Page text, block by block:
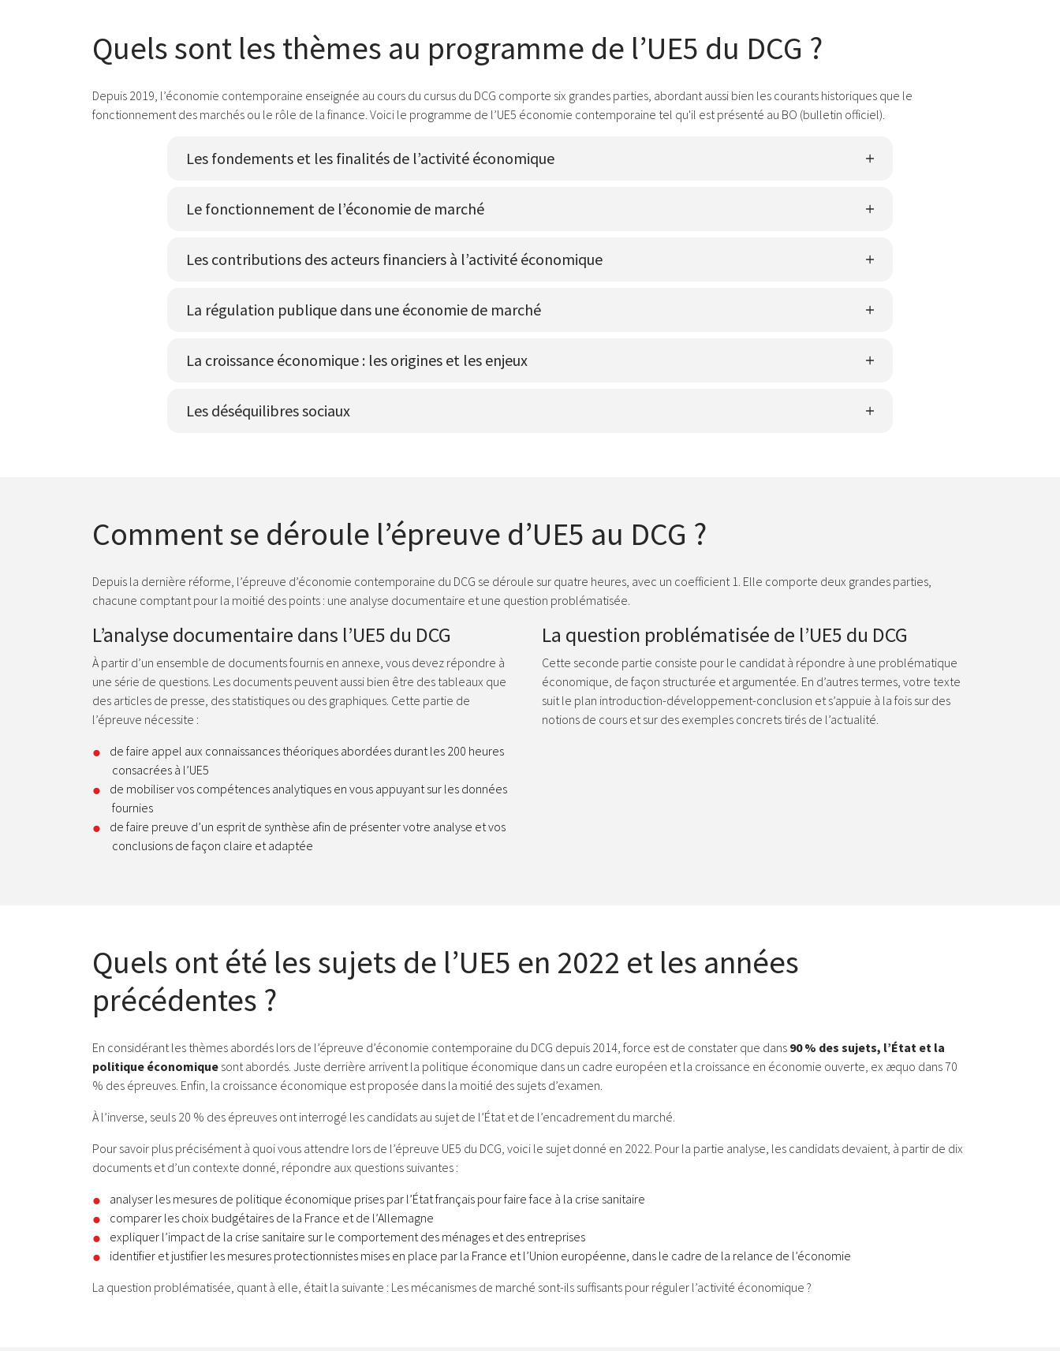
Quels sont les thèmes au programme de l’UE5 du DCG ?
Depuis 2019, l’économie contemporaine enseignée au cours du cursus du DCG comporte six grandes parties, abordant aussi bien les courants historiques que le
fonctionnement des marchés ou le rôle de la finance. Voici le programme de l’UE5 économie contemporaine tel qu'il est présenté au BO (bulletin officiel).
Les fondements et les finalités de l’activité économique
Le fonctionnement de l’économie de marché
Les contributions des acteurs financiers à l’activité économique
La régulation publique dans une économie de marché
La croissance économique : les origines et les enjeux
Les déséquilibres sociaux
Comment se déroule l’épreuve d’UE5 au DCG ?
Depuis la dernière réforme, l’épreuve d’économie contemporaine du DCG se déroule sur quatre heures, avec un coefficient 1. Elle comporte deux grandes parties,
chacune comptant pour la moitié des points : une analyse documentaire et une question problématisée.
L’analyse documentaire dans l’UE5 du DCG
À partir d’un ensemble de documents fournis en annexe, vous devez répondre à
une série de questions. Les documents peuvent aussi bien être des tableaux que
des articles de presse, des statistiques ou des graphiques. Cette partie de
l’épreuve nécessite :
de faire appel aux connaissances théoriques abordées durant les 200 heures
consacrées à l’UE5
de mobiliser vos compétences analytiques en vous appuyant sur les données
fournies
de faire preuve d’un esprit de synthèse afin de présenter votre analyse et vos
conclusions de façon claire et adaptée
La question problématisée de l’UE5 du DCG
Cette seconde partie consiste pour le candidat à répondre à une problématique
économique, de façon structurée et argumentée. En d’autres termes, votre texte
suit le plan introduction-développement-conclusion et s’appuie à la fois sur des
notions de cours et sur des exemples concrets tirés de l’actualité.
Quels ont été les sujets de l’UE5 en 2022 et les années
précédentes ?
En considérant les thèmes abordés lors de l’épreuve d’économie contemporaine du DCG depuis 2014, force est de constater que dans 90 % des sujets, l’État et la
politique économique sont abordés. Juste derrière arrivent la politique économique dans un cadre européen et la croissance en économie ouverte, ex æquo dans 70
% des épreuves. Enfin, la croissance économique est proposée dans la moitié des sujets d’examen.
À l’inverse, seuls 20 % des épreuves ont interrogé les candidats au sujet de l’État et de l’encadrement du marché.
Pour savoir plus précisément à quoi vous attendre lors de l’épreuve UE5 du DCG, voici le sujet donné en 2022. Pour la partie analyse, les candidats devaient, à partir de dix
documents et d’un contexte donné, répondre aux questions suivantes :
analyser les mesures de politique économique prises par l’État français pour faire face à la crise sanitaire
comparer les choix budgétaires de la France et de l’Allemagne
expliquer l’impact de la crise sanitaire sur le comportement des ménages et des entreprises
identifier et justifier les mesures protectionnistes mises en place par la France et l’Union européenne, dans le cadre de la relance de l’économie
La question problématisée, quant à elle, était la suivante : Les mécanismes de marché sont-ils suffisants pour réguler l’activité économique ?